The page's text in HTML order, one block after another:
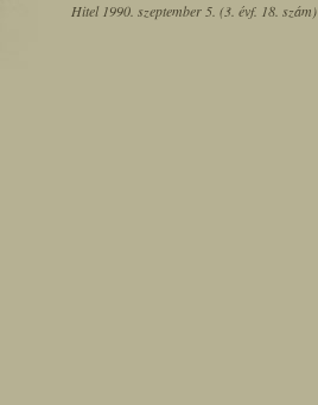
Hitel 1990. szeptember 5. (3. évf. 18. szám)